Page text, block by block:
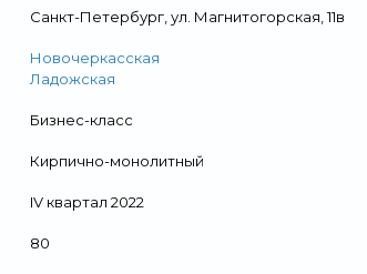
Санкт-Петербург, ул. Магнитогорская, 11в
Новочеркасская
Ладожская
Бизнес-класс
Кирпично-монолитный
IV квартал 2022
80